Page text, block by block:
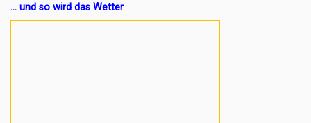
... und so wird das Wetter